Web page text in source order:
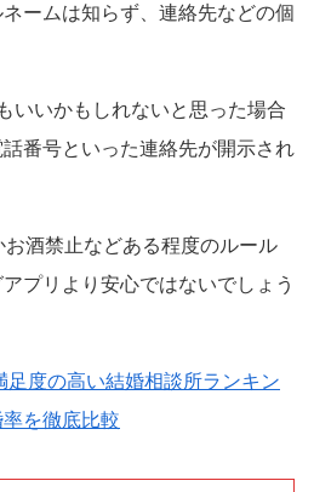
ームは知らず、連絡先などの個
いいかもしれないと思った場合
番号といった連絡先が開示され
酒禁止などある程度のルール
プリより安心ではないでしょう
足度の高い結婚相談所ランキン
を徹底比較